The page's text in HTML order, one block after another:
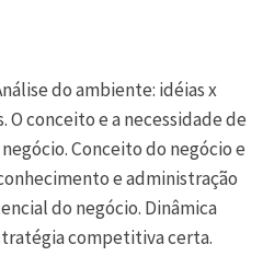
do ambiente: idéias x
conceito e a necessidade de
Conceito do negócio e
e administração
do negócio. Dinâmica
competitiva certa.